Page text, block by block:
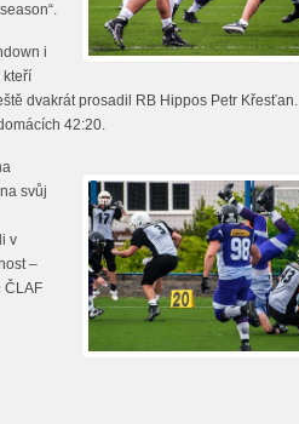
i
kteří
dvakrát prosadil RB Hippos Petr Křesťan.
42:20.
svůj
v
–
ČLAF